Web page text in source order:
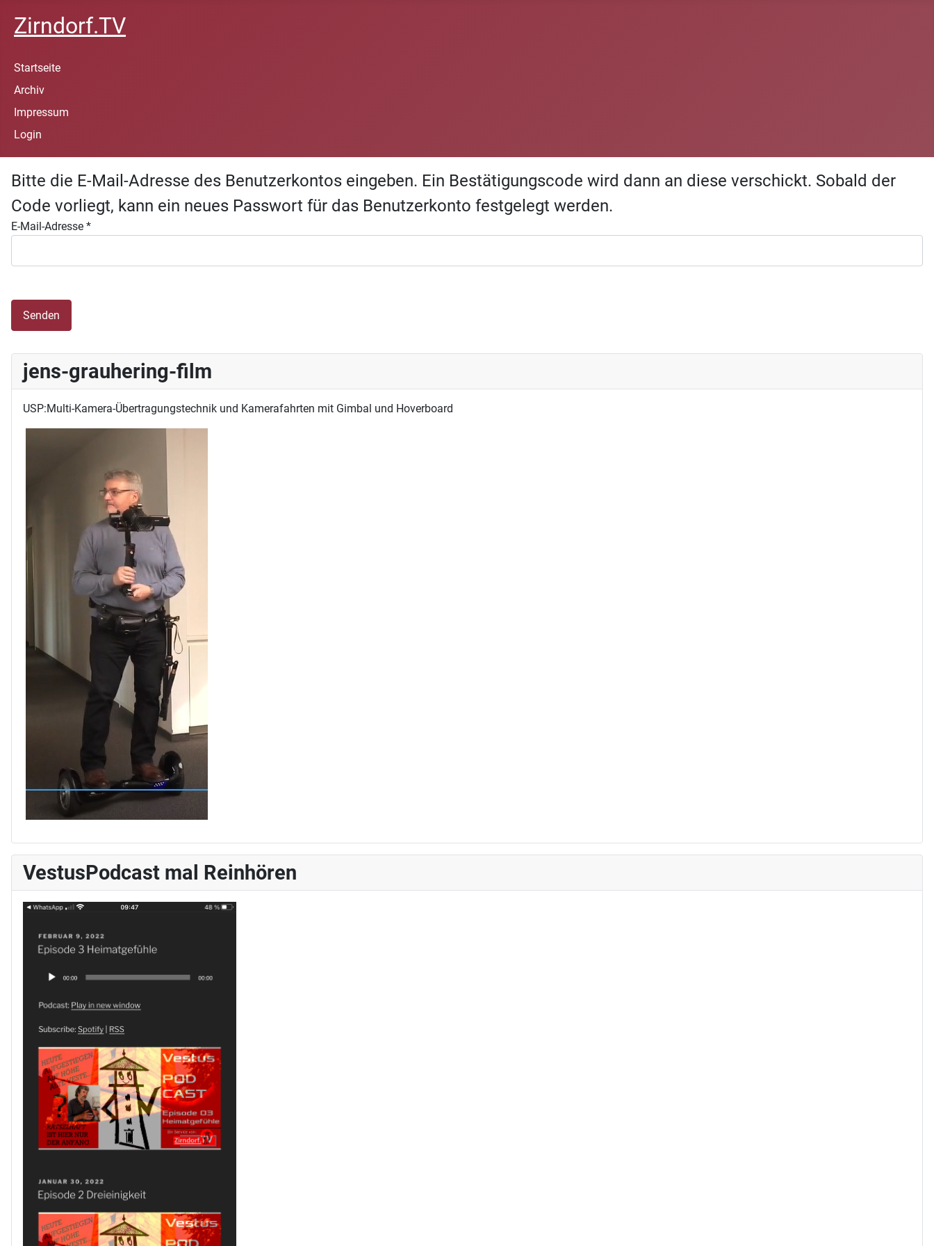
Zirndorf.TV
Startseite
Archiv
Impressum
Login
Bitte die E-Mail-Adresse des Benutzerkontos eingeben. Ein Bestätigungscode wird dann an diese verschickt. Sobald der
Code vorliegt, kann ein neues Passwort für das Benutzerkonto festgelegt werden.
E-Mail-Adresse *
Senden
jens-grauhering-film
USP:Multi-Kamera-Übertragungstechnik und Kamerafahrten mit Gimbal und Hoverboard
VestusPodcast mal Reinhören